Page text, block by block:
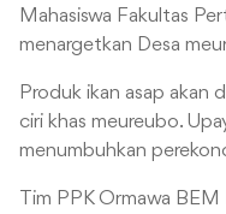
Mahasiswa Fakultas
menargetkan Desa
Produk ikan asap akan
ciri khas meureubo.
menumbuhkan
Tim PPK Ormawa